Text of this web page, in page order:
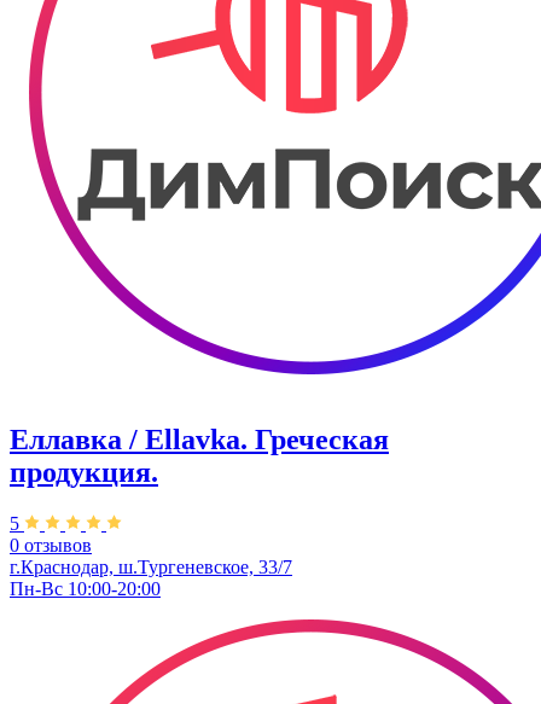
Еллавка / Ellavka. Греческая
продукция.
5
0 отзывов
г.Краснодар, ш.Тургеневское, 33/7
Пн-Вс 10:00-20:00